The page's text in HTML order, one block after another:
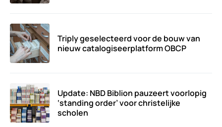
Triply geselecteerd voor de bouw van
nieuw catalogiseerplatform OBCP
Update: NBD Biblion pauzeert voorlopig
‘standing order’ voor christelijke
scholen